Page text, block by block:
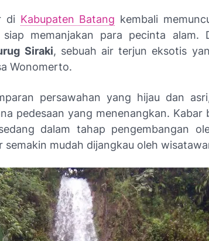
di Kabupaten Batang kembali
memanjakan para pecinta alam.
Siraki, sebuah air terjun eksotis
Wonomerto.
persawahan yang hijau dan
pedesaan yang menenangkan. Kabar
dalam tahap pengembangan
semakin mudah dijangkau oleh